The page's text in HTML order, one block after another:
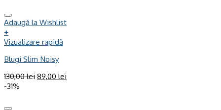
Adaugă la Wishlist
+
Vizualizare rapidă
Blugi Slim Noisy
130,00lei 89,00 lei
-31%